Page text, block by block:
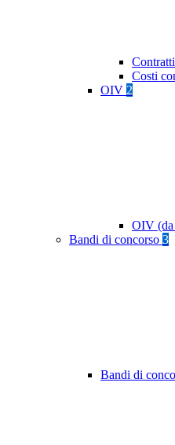
Costi
OIV 2
OIV (da
Bandi di concorso 3
Bandi di